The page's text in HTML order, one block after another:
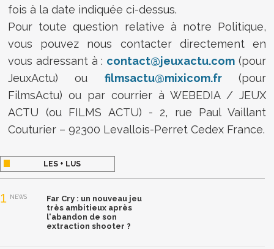
fois à la date indiquée ci-dessus.
Pour toute question relative à notre Politique,
vous pouvez nous contacter directement en
vous adressant à : contact@jeuxactu.com(pour
JeuxActu) ou filmsactu@mixicom.fr(pour
FilmsActu) ou par courrier à WEBEDIA / JEUX
ACTU (ou FILMS ACTU) - 2, rue Paul Vaillant
Couturier – 92300 Levallois-Perret Cedex France.
LES + LUS
1 NEWS
Far Cry : un nouveau jeu
très ambitieux après
l'abandon de son
extraction shooter ?